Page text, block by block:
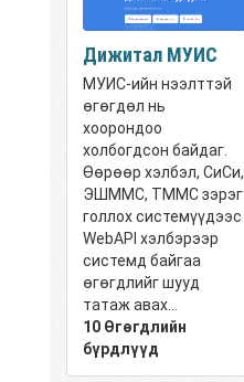
Дижитал МУИС
МУИС-ийн нээлттэй
өгөгдөл нь
хоорондоо
холбогдсон байдаг.
Өөрөөр хэлбэл, СиСи,
ЭШММС, ТММС зэрэг
голлох системүүдээс
WebAPI хэлбэрээр
системд байгаа
өгөгдлийг шууд
татаж авах...
10 Өгөгдлийн
бүрдлүүд